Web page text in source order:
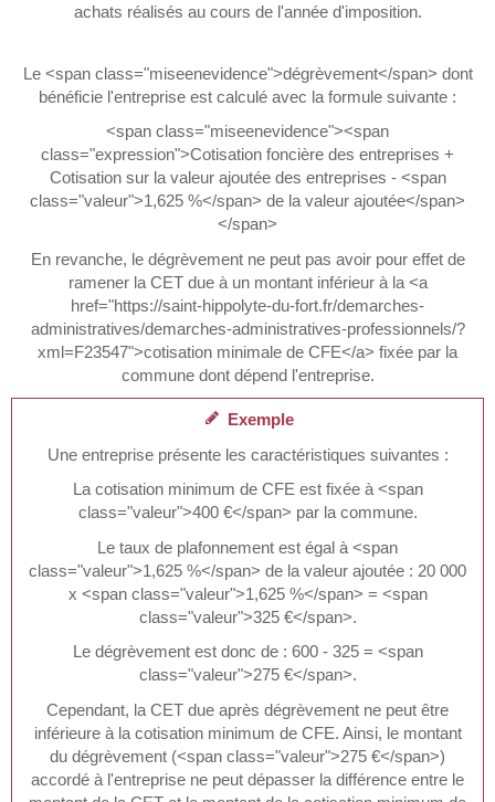
achats réalisés au cours de l'année d'imposition.
Le <span class="miseenevidence">dégrèvement</span> dont
bénéficie l'entreprise est calculé avec la formule suivante :
<span class="miseenevidence"><span
class="expression">Cotisation foncière des entreprises +
Cotisation sur la valeur ajoutée des entreprises - <span
class="valeur">1,625 %</span> de la valeur ajoutée</span>
</span>
En revanche, le dégrèvement ne peut pas avoir pour effet de
ramener la CET due à un montant inférieur à la <a
href="https://saint-hippolyte-du-fort.fr/demarches-
administratives/demarches-administratives-professionnels/?
xml=F23547">cotisation minimale de CFE</a> fixée par la
commune dont dépend l'entreprise.
Exemple
Une entreprise présente les caractéristiques suivantes :
La cotisation minimum de CFE est fixée à <span
class="valeur">400 €</span> par la commune.
Le taux de plafonnement est égal à <span
class="valeur">1,625 %</span> de la valeur ajoutée : 20 000
x <span class="valeur">1,625 %</span> = <span
class="valeur">325 €</span>.
Le dégrèvement est donc de : 600 - 325 = <span
class="valeur">275 €</span>.
Cependant, la CET due après dégrèvement ne peut être
inférieure à la cotisation minimum de CFE. Ainsi, le montant
du dégrèvement (<span class="valeur">275 €</span>)
accordé à l'entreprise ne peut dépasser la différence entre le